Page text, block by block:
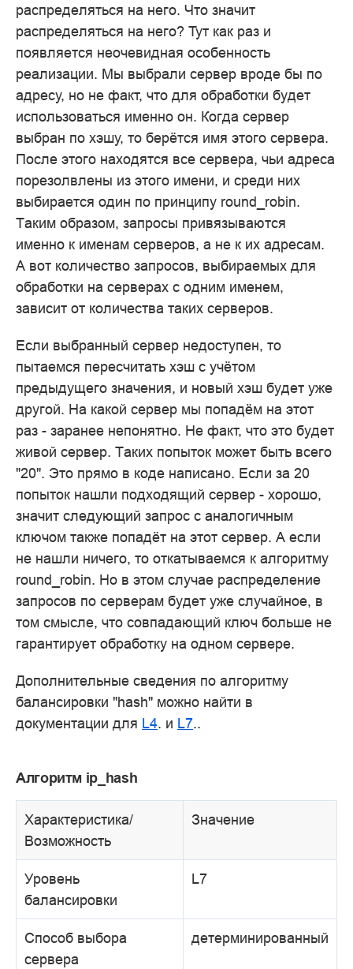
распределяться на него. Что значит
распределяться на него? Тут как раз и
появляется неочевидная особенность
реализации. Мы выбрали сервер вроде бы по
адресу, но не факт, что для обработки будет
использоваться именно он. Когда сервер
выбран по хэшу, то берётся имя этого сервера.
После этого находятся все сервера, чьи адреса
порезолвлены из этого имени, и среди них
выбирается один по принципу round_robin.
Таким образом, запросы привязываются
именно к именам серверов, а не к их адресам.
А вот количество запросов, выбираемых для
обработки на серверах с одним именем,
зависит от количества таких серверов.
Если выбранный сервер недоступен, то
пытаемся пересчитать хэш с учётом
предыдущего значения, и новый хэш будет уже
другой. На какой сервер мы попадём на этот
раз - заранее непонятно. Не факт, что это будет
живой сервер. Таких попыток может быть всего
"20". Это прямо в коде написано. Если за 20
попыток нашли подходящий сервер - хорошо,
значит следующий запрос с аналогичным
ключом также попадёт на этот сервер. А если
не нашли ничего, то откатываемся к алгоритму
round_robin. Но в этом случае распределение
запросов по серверам будет уже случайное, в
том смысле, что совпадающий ключ больше не
гарантирует обработку на одном сервере.
Дополнительные сведения по алгоритму
балансировки "hash" можно найти в
документации для L4. и L7..
Алгоритм ip_hash
Характеристика/
Возможность
Значение
Уровень
балансировки
L7
Способ выбора
сервера
детерминированный